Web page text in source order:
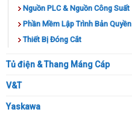
Nguồn PLC & Nguồn Công Suất
Phần Mềm Lập Trình Bản Quyền
Thiết Bị Đóng Cắt
Tủ điện & Thang Máng Cáp
V&T
Yaskawa